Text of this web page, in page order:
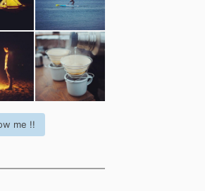
me !!